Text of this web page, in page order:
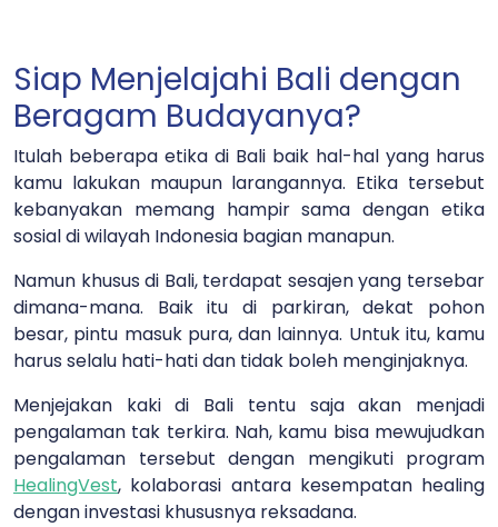
Siap Menjelajahi Bali dengan
Beragam Budayanya?
Itulah beberapa etika di Bali baik hal-hal yang harus
kamu lakukan maupun larangannya. Etika tersebut
kebanyakan memang hampir sama dengan etika
sosial di wilayah Indonesia bagian manapun.
Namun khusus di Bali, terdapat sesajen yang tersebar
dimana-mana. Baik itu di parkiran, dekat pohon
besar, pintu masuk pura, dan lainnya. Untuk itu, kamu
harus selalu hati-hati dan tidak boleh menginjaknya.
Menjejakan kaki di Bali tentu saja akan menjadi
pengalaman tak terkira. Nah, kamu bisa mewujudkan
pengalaman tersebut dengan mengikuti program
HealingVest, kolaborasi antara kesempatan healing
dengan investasi khususnya reksadana.